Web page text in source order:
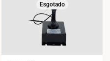
Esgotado